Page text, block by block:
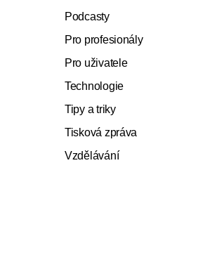
Podcasty
Pro profesionály
Pro uživatele
Technologie
Tipy a triky
Tisková zpráva
Vzdělávání